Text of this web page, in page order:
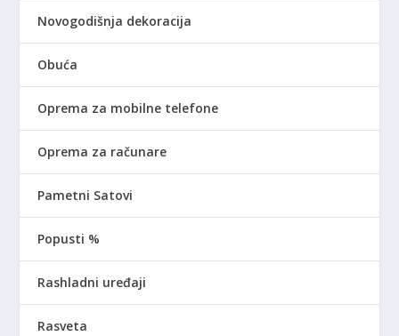
Novogodišnja dekoracija
Obuća
Oprema za mobilne telefone
Oprema za računare
Pametni Satovi
Popusti %
Rashladni uređaji
Rasveta